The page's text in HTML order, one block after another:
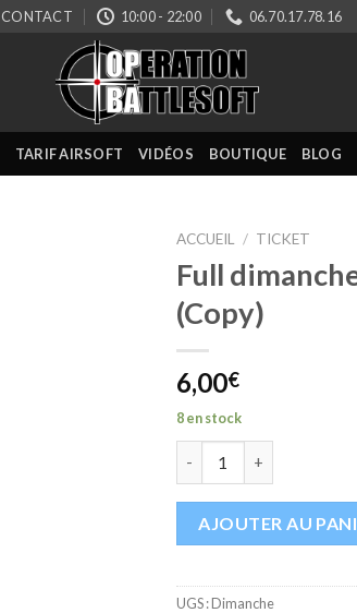
CONTACT 10:00 - 22:00 06.70.17.78.16
TARIF AIRSOFT VIDÉOS BOUTIQUE BLOG
ACCUEIL / TICKET
Full
(Copy)
6,00€
8 en stock
AJOUTER AU
UGS :Dimanche